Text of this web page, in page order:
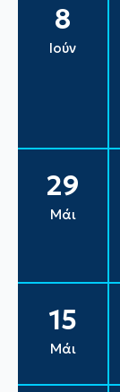
8
Ιούν
29
Μάι
15
Μάι